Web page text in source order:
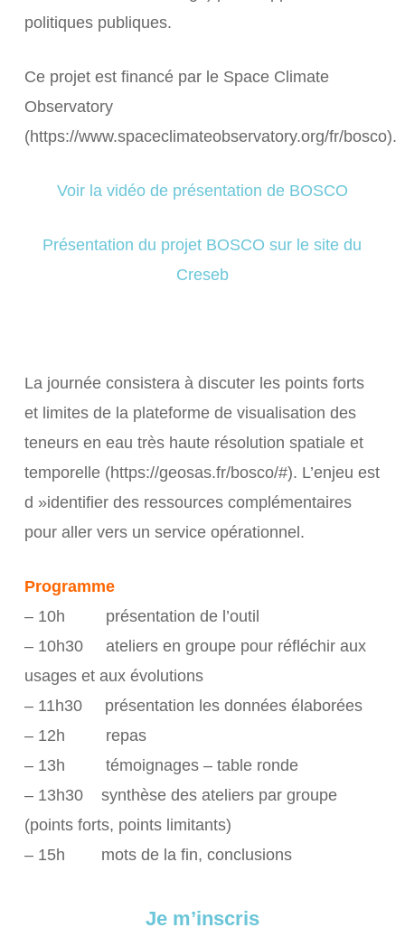
politiques publiques.
Ce projet est financé par le Space Climate
Observatory
(https://www.spaceclimateobservatory.org/fr/bosco).
Voir la vidéo de présentation de BOSCO
Présentation du projet BOSCO sur le site du
Creseb
La journée consistera à discuter les points forts
et limites de la plateforme de visualisation des
teneurs en eau très haute résolution spatiale et
temporelle (https://geosas.fr/bosco/#). L’enjeu est
d »identifier des ressources complémentaires
pour aller vers un service opérationnel.
Programme
– 10h présentation de l’outil
– 10h30 ateliers en groupe pour réfléchir aux
usages et aux évolutions
– 11h30 présentation les données élaborées
– 12h repas
– 13h témoignages – table ronde
– 13h30 synthèse des ateliers par groupe
(points forts, points limitants)
– 15h mots de la fin, conclusions
Je m’inscris